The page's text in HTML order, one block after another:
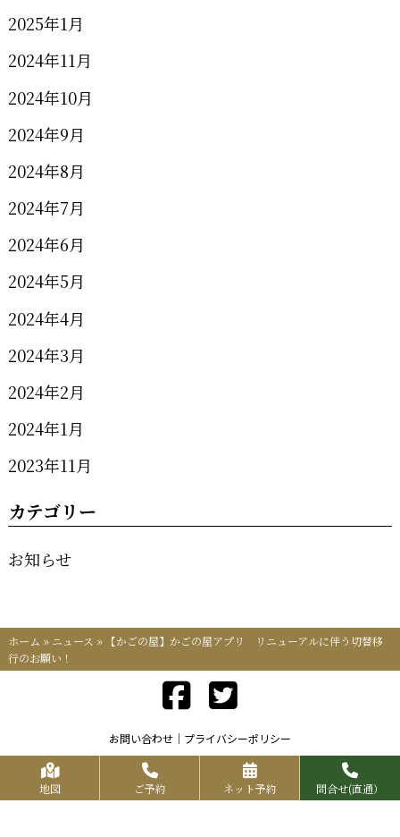
2025年1月
2024年11月
2024年10月
2024年9月
2024年8月
2024年7月
2024年6月
2024年5月
2024年4月
2024年3月
2024年2月
2024年1月
2023年11月
カテゴリー
お知らせ
ホーム » ニュース » 【かごの屋】かごの屋アプリ リニューアルに伴う切替移
行のお願い！
お問い合わせ プライバシーポリシー
Copyrights KR FOOD SERVICE All Rights Reserved.
地図 ご予約 ネット予約 問合せ(直通）